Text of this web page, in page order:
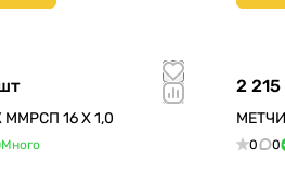
16 Х 1,0
Много
2
0 0